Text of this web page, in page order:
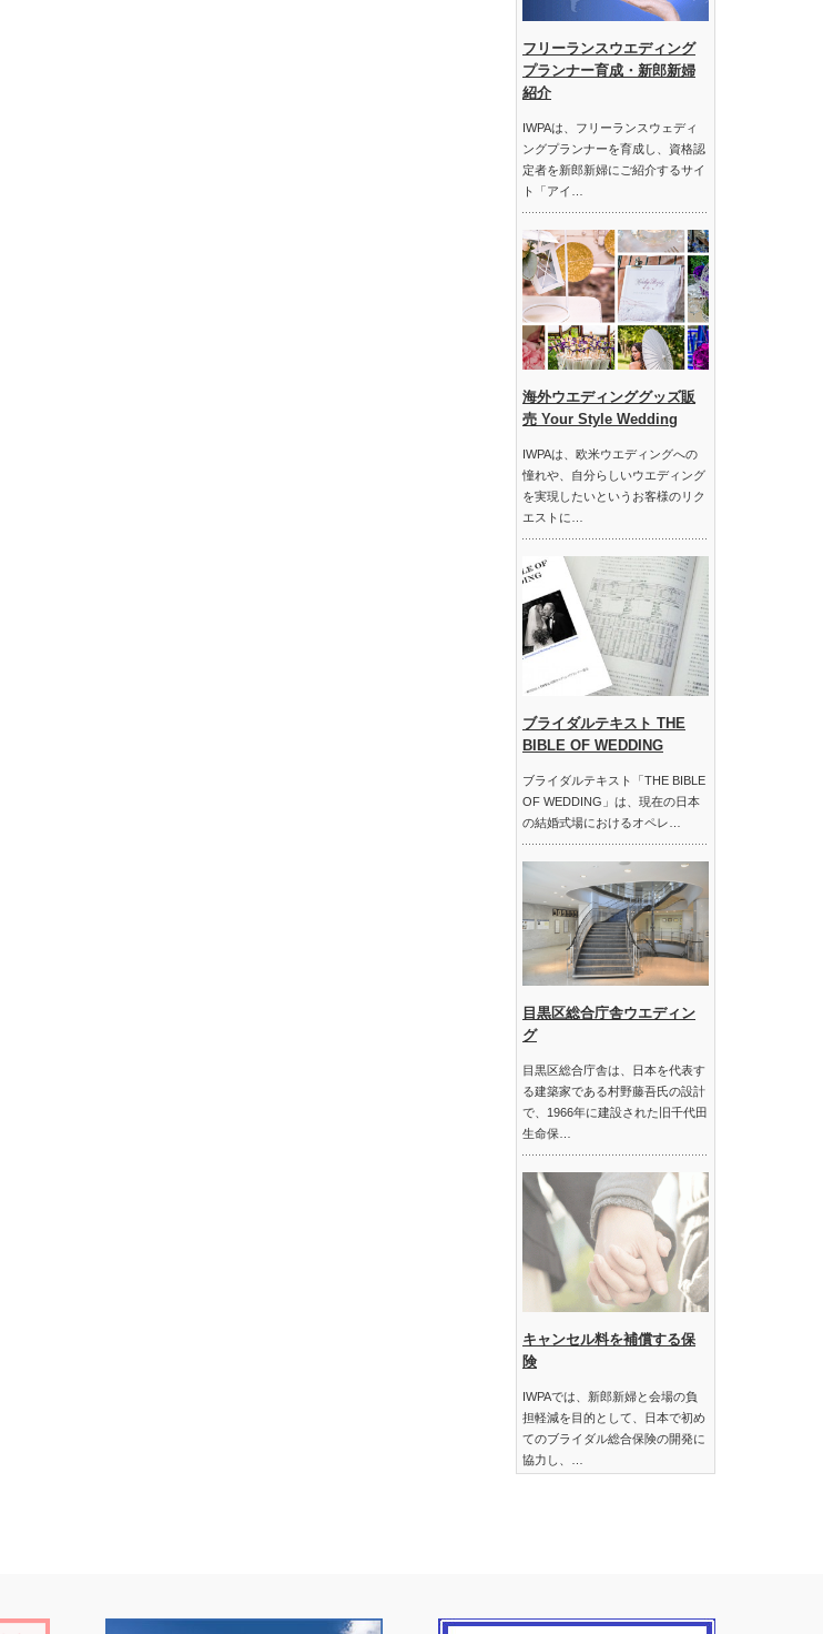
フリーランスウエディング
プランナー育成・新郎新婦
紹介
IWPAは、フリーランスウェディ
ングプランナーを育成し、資格認
定者を新郎新婦にご紹介するサイ
ト「アイ…
海外ウエディンググッズ販
売 Your Style Wedding
IWPAは、欧米ウエディングへの
憧れや、自分らしいウエディング
を実現したいというお客様のリク
エストに…
ブライダルテキスト THE
BIBLE OF WEDDING
ブライダルテキスト「THE BIBLE
OF WEDDING」は、現在の日本
の結婚式場におけるオペレ…
目黒区総合庁舎ウエディン
グ
目黒区総合庁舎は、日本を代表す
る建築家である村野藤吾氏の設計
で、1966年に建設された旧千代田
生命保…
キャンセル料を補償する保
険
IWPAでは、新郎新婦と会場の負
担軽減を目的として、日本で初め
てのブライダル総合保険の開発に
協力し、…